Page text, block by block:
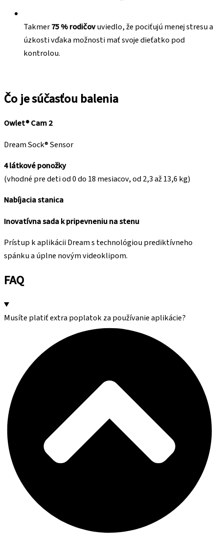
Takmer75 % rodičovuviedlo, že pociťujú menej stresu a
úzkosti vďaka možnosti mať svoje dieťatko pod
kontrolou.
Čo je súčasťou balenia
Owlet® Cam 2
Dream Sock® Sensor
4 látkové ponožky
(vhodné pre deti od 0 do 18 mesiacov, od 2,3 až 13,6 kg)
Nabíjacia stanica
Inovatívna sada k pripevneniu na stenu
Prístup k aplikácii Dream s technológiou prediktívneho
spánku a úplne novým videoklipom.
FAQ
Musíte platiť extra poplatok za používanie aplikácie?